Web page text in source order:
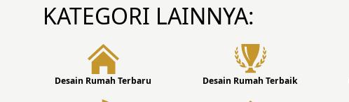
KATEGORI LAINNYA:
Desain Rumah Terbaru Desain Rumah Terbaik